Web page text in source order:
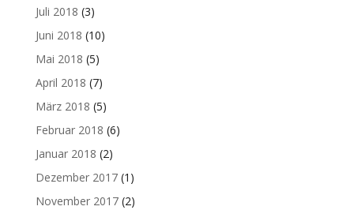
Juli 2018 (3)
Juni 2018 (10)
Mai 2018 (5)
April 2018 (7)
März 2018 (5)
Februar 2018 (6)
Januar 2018 (2)
Dezember 2017(1)
November 2017(2)